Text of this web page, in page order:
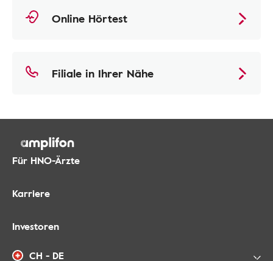
Online Hörtest
Filiale in Ihrer Nähe
Für HNO-Ärzte
Karriere
Investoren
CH - DE